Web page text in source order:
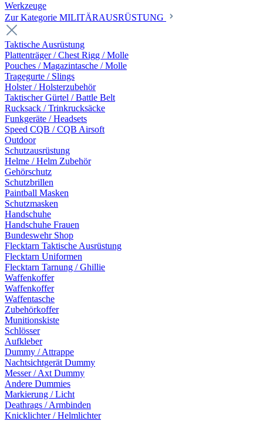
Werkzeuge
Zur Kategorie MILITÄRAUSRÜSTUNG
Taktische Ausrüstung
Plattenträger / Chest Rigg / Molle
Pouches / Magazintasche / Molle
Tragegurte / Slings
Holster / Holsterzubehör
Taktischer Gürtel / Battle Belt
Rucksack / Trinkrucksäcke
Funkgeräte / Headsets
Speed CQB / CQB Airsoft
Outdoor
Schutzausrüstung
Helme / Helm Zubehör
Gehörschutz
Schutzbrillen
Paintball Masken
Schutzmasken
Handschuhe
Handschuhe Frauen
Bundeswehr Shop
Flecktarn Taktische Ausrüstung
Flecktarn Uniformen
Flecktarn Tarnung / Ghillie
Waffenkoffer
Waffenkoffer
Waffentasche
Zubehörkoffer
Munitionskiste
Schlösser
Aufkleber
Dummy / Attrappe
Nachtsichtgerät Dummy
Messer / Axt Dummy
Andere Dummies
Markierung / Licht
Deathrags / Armbinden
Knicklichter / Helmlichter